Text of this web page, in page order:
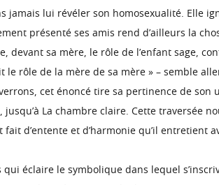
jamais lui révéler son homosexualité. Elle
présenté ses amis rend d’ailleurs la
devant sa mère, le rôle de l’enfant sage,
rôle de la mère de sa mère » – semble
cet énoncé tire sa pertinence de son
jusqu’à La chambre claire. Cette
d’entente et d’harmonie qu’il entretient
éclaire le symbolique dans lequel